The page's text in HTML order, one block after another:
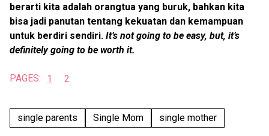
berarti kita adalah orangtua yang buruk, bahkan kita
bisa jadi panutan tentang kekuatan dan kemampuan
untuk berdiri sendiri. It’s not going to be easy, but, it’s
definitely going to be worth it.
PAGES: 1 2
single parents Single Mom single mother